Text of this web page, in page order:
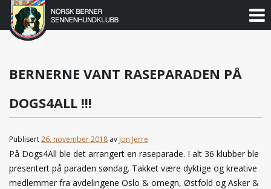
Gå
Norsk
Berner
Sennenhundklubb
BERNERNE VANT RASEPARADEN PÅ
DOGS4ALL !!!
Publisert26. november 2018 av Jon Jerre
På Dogs4All ble det arrangert en raseparade. I alt 36 klubber ble
presentert på paraden søndag. Takket være dyktige og kreative
medlemmer fra avdelingene Oslo & omegn, Østfold og Asker &